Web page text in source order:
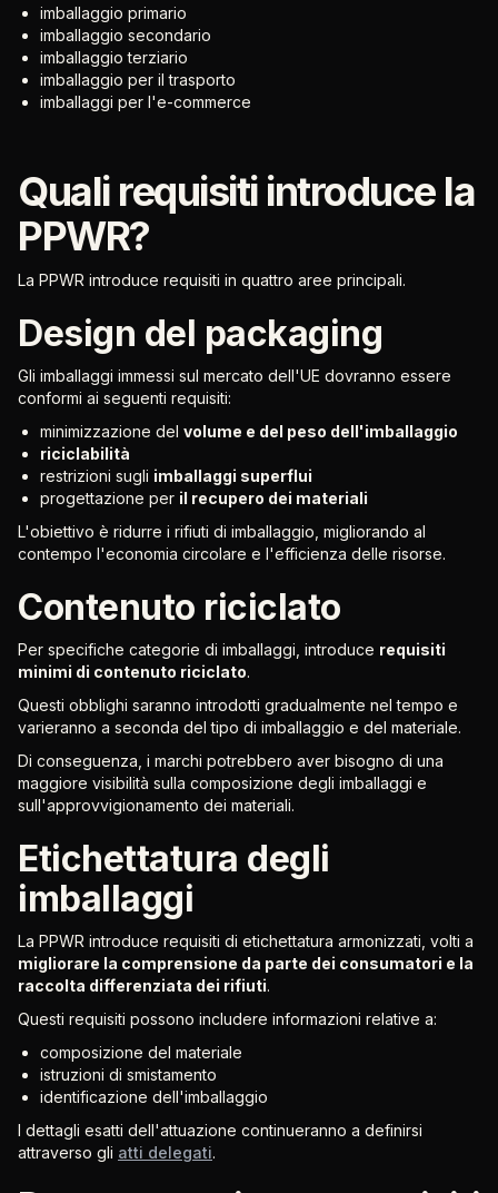
imballaggio primario
imballaggio secondario
imballaggio terziario
imballaggio per il trasporto
imballaggi per l'e-commerce
Quali requisiti introduce la
PPWR?
La PPWR introduce requisiti in quattro aree principali.
Design del packaging
Gli imballaggi immessi sul mercato dell'UE dovranno essere
conformi ai seguenti requisiti:
minimizzazione del volume e del peso dell'imballaggio
riciclabilità
restrizioni sugli imballaggi superflui
progettazione per il recupero dei materiali
L'obiettivo è ridurre i rifiuti di imballaggio, migliorando al
contempo l'economia circolare e l'efficienza delle risorse.
Contenuto riciclato
Per specifiche categorie di imballaggi, introduce requisiti
minimi di contenuto riciclato.
Questi obblighi saranno introdotti gradualmente nel tempo e
varieranno a seconda del tipo di imballaggio e del materiale.
Di conseguenza, i marchi potrebbero aver bisogno di una
maggiore visibilità sulla composizione degli imballaggi e
sull'approvvigionamento dei materiali.
Etichettatura degli
imballaggi
La PPWR introduce requisiti di etichettatura armonizzati, volti a
migliorare la comprensione da parte dei consumatori e la
raccolta differenziata dei rifiuti.
Questi requisiti possono includere informazioni relative a:
composizione del materiale
istruzioni di smistamento
identificazione dell'imballaggio
I dettagli esatti dell'attuazione continueranno a definirsi
attraverso gli atti delegati.